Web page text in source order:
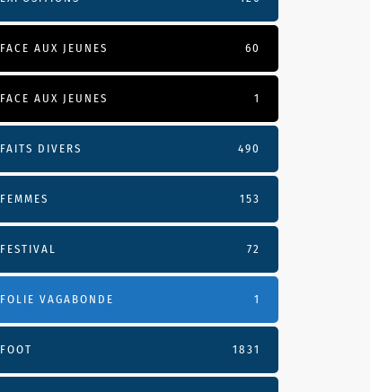
FACE AUX JEUNES 60
FACE AUX JEUNES 1
FAITS DIVERS 490
FEMMES 153
FESTIVAL 72
FOLIE VAGABONDE 1
FOOT 1831